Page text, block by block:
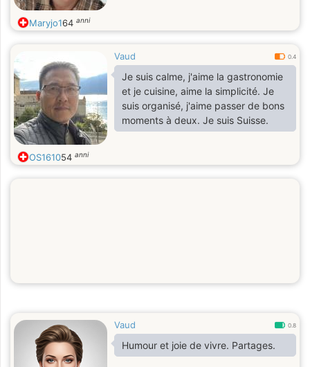
Maryjo164 anni
Vaud 0.4
Je suis calme, j'aime la gastronomie
et je cuisine, aime la simplicité. Je
suis organisé, j'aime passer de bons
moments à deux. Je suis Suisse.
OS161054 anni
Vaud 0.8
Humour et joie de vivre. Partages.